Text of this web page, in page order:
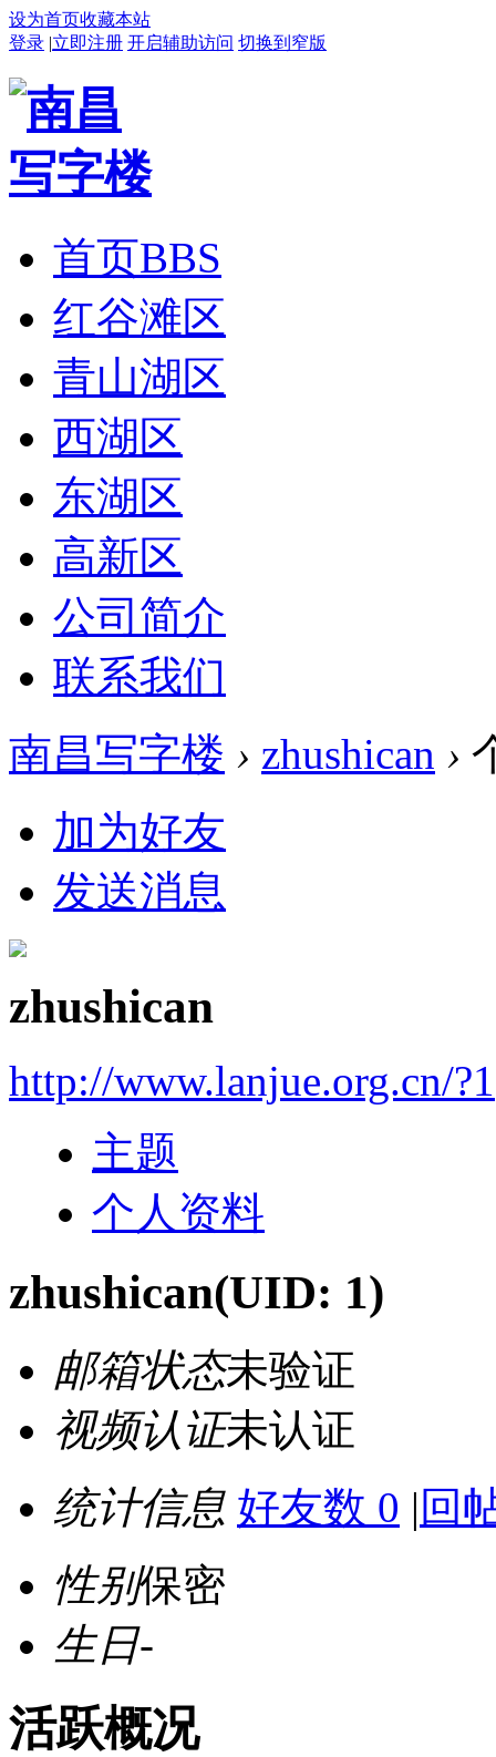
设为首页收藏本站
登录 |立即注册 开启辅助访问 切换到窄版
首页BBS
红谷滩区
青山湖区
西湖区
东湖区
高新区
公司简介
联系我们
南昌写字楼 › zhushican ›
加为好友
发送消息
zhushican
http://www.lanjue.org.cn/?1
主题
个人资料
zhushican(UID: 1)
邮箱状态未验证
视频认证未认证
统计信息 好友数 0 | 回
性别保密
生日-
活跃概况